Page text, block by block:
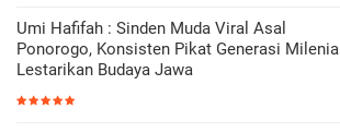
Umi Hafifah : Sinden Muda Viral Asal
Ponorogo, Konsisten Pikat Generasi Milenial
Lestarikan Budaya Jawa